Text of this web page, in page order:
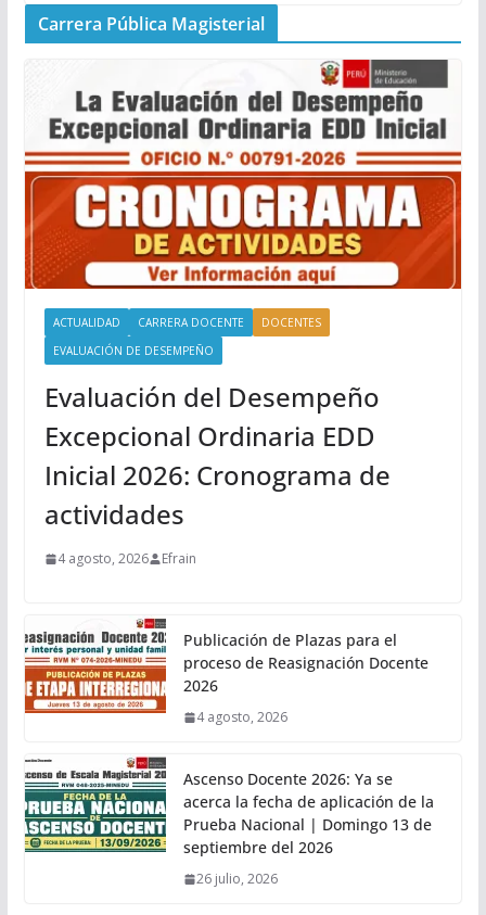
Carrera Pública Magisterial
ACTUALIDAD CARRERA DOCENTE
DOCENTES
EVALUACIÓN DE DESEMPEÑO
Evaluación del Desempeño
Excepcional Ordinaria EDD
Inicial 2026: Cronograma de
actividades
4 agosto, 2026 Efrain
Publicación de Plazas para el
proceso de Reasignación Docente
2026
4 agosto, 2026
Ascenso Docente 2026: Ya se
acerca la fecha de aplicación de la
Prueba Nacional | Domingo 13 de
septiembre del 2026
26 julio, 2026